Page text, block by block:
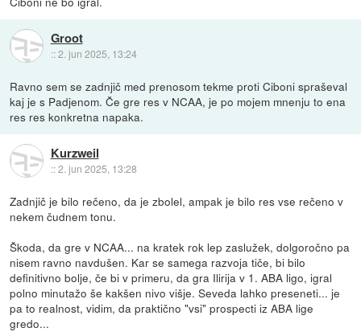
Groot
::2. jun 2025, 13:24
Ravno sem se zadnjič med prenosom tekme proti Ciboni spraševal
kaj je s Padjenom. Če gre res v NCAA, je po mojem mnenju to ena
res res konkretna napaka.
Kurzweil
::2. jun 2025, 13:28
Zadnjič je bilo rečeno, da je zbolel, ampak je bilo res vse rečeno v
nekem čudnem tonu.
Škoda, da gre v NCAA... na kratek rok lep zaslužek, dolgoročno pa
nisem ravno navdušen. Kar se samega razvoja tiče, bi bilo
definitivno bolje, če bi v primeru, da gra Ilirija v 1. ABA ligo, igral
polno minutažo še kakšen nivo višje. Seveda lahko preseneti... je
pa to realnost, vidim, da praktično "vsi" prospecti iz ABA lige
gredo...